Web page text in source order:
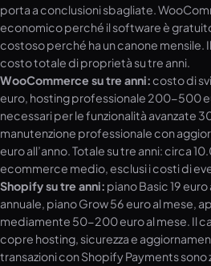
porta a conclusioni sbagliate.
economico perché il software è
costoso perché ha un canone mensile.
costo totale di proprietà su tre anni.
WooCommerce su tre anni:costo di
euro, hosting professionale 200-500
necessari per le funzionalità avanzate
manutenzione professionale con
euro all’anno. Totale su tre anni: circa
ecommerce medio, esclusi i costi di
Shopify su tre anni: piano Basic 19
annuale, piano Grow 56 euro al mese,
mediamente 50-200 euro al mese. Il
copre hosting, sicurezza e
transazioni con Shopify Payments sono